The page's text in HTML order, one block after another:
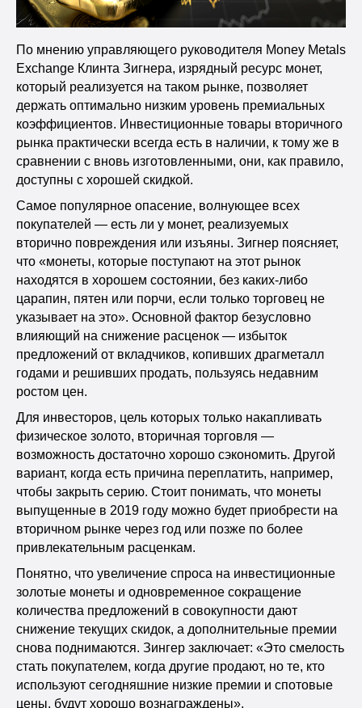
По мнению управляющего руководителя Money Metals
Exchange Клинта Зигнера, изрядный ресурс монет,
который реализуется на таком рынке, позволяет
держать оптимально низким уровень премиальных
коэффициентов. Инвестиционные товары вторичного
рынка практически всегда есть в наличии, к тому же в
сравнении с вновь изготовленными, они, как правило,
доступны с хорошей скидкой.
Самое популярное опасение, волнующее всех
покупателей — есть ли у монет, реализуемых
вторично повреждения или изъяны. Зигнер поясняет,
что «монеты, которые поступают на этот рынок
находятся в хорошем состоянии, без каких-либо
царапин, пятен или порчи, если только торговец не
указывает на это». Основной фактор безусловно
влияющий на снижение расценок — избыток
предложений от вкладчиков, копивших драгметалл
годами и решивших продать, пользуясь недавним
ростом цен.
Для инвесторов, цель которых только накапливать
физическое золото, вторичная торговля —
возможность достаточно хорошо сэкономить. Другой
вариант, когда есть причина переплатить, например,
чтобы закрыть серию. Стоит понимать, что монеты
выпущенные в 2019 году можно будет приобрести на
вторичном рынке через год или позже по более
привлекательным расценкам.
Понятно, что увеличение спроса на инвестиционные
золотые монеты и одновременное сокращение
количества предложений в совокупности дают
снижение текущих скидок, а дополнительные премии
снова поднимаются. Зингер заключает: «Это смелость
стать покупателем, когда другие продают, но те, кто
используют сегодняшние низкие премии и спотовые
цены, будут хорошо вознаграждены».